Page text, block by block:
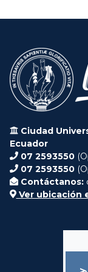
Ciudad
Ecuador
07 2593550
07 2593550
Contáctanos:
Ver ubicación